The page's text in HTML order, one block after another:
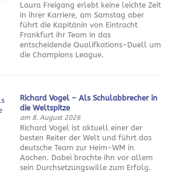
Laura Freigang erlebt keine leichte Zeit
in ihrer Karriere, am Samstag aber
führt die Kapitänin von Eintracht
Frankfurt ihr Team in das
entscheidende Qualifkations-Duell um
die Champions League.
Richard Vogel – Als Schulabbrecher in
die Weltspitze
am 8. August 2026
Richard Vogel ist aktuell einer der
besten Reiter der Welt und führt das
deutsche Team zur Heim-WM in
Aachen. Dabei brachte ihn vor allem
sein Durchsetzungswille zum Erfolg.